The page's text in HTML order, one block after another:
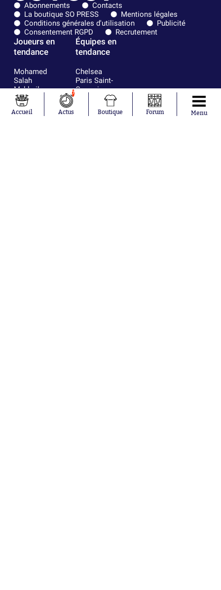
Abonnements
Contacts
La boutique SO PRESS
Mentions légales
Conditions générales d'utilisation
Publicité
Consentement RGPD
Recrutement
Joueurs en
tendance
Mohamed
Salah
Mykhailo
Mudryk
Neymar
Khalis Merah
Équipes en
tendance
Chelsea
Paris Saint-
Germain
Bordeaux
Olympique
lyonnais
Accueil
7
Actus Boutique Forum Menu